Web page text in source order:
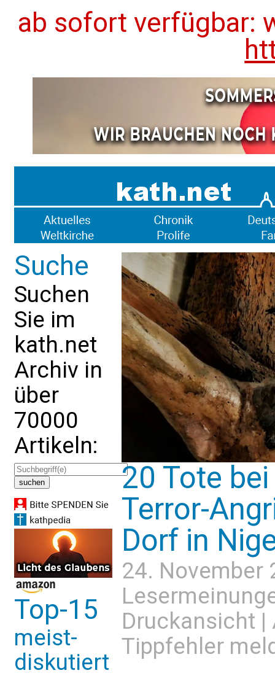
ab sofort verfügbar:
Suche
Suchen
Sie im
kath.net
Archiv in
über
70000
Artikeln:
Top-15
meist-
diskutiert
20 Tote
Terror-
Dorf in
24. November
Druckansicht |
Tippfehler